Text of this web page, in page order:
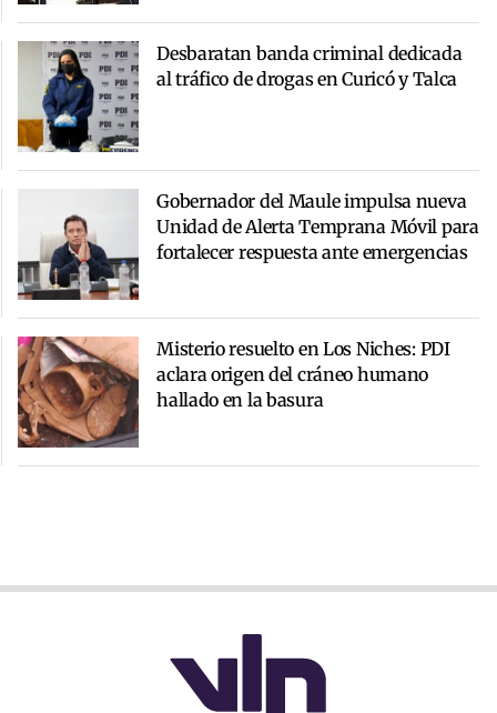
Desbaratan banda criminal dedicada
al tráfico de drogas en Curicó y Talca
Gobernador del Maule impulsa nueva
Unidad de Alerta Temprana Móvil para
fortalecer respuesta ante emergencias
Misterio resuelto en Los Niches: PDI
aclara origen del cráneo humano
hallado en la basura